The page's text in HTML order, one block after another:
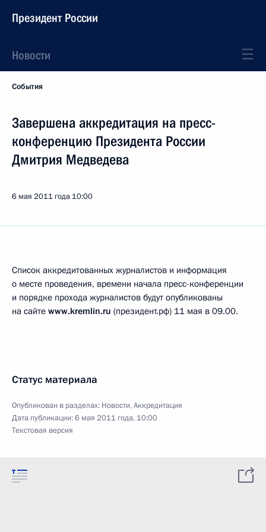
Президент России
Новости
События
Завершена аккредитация на пресс-
конференцию Президента России
Дмитрия Медведева
6 мая 2011 года 10:00
Список аккредитованных журналистов и информация
о месте проведения, времени начала пресс-конференции
и порядке прохода журналистов будут опубликованы
на сайте www.kremlin.ru (президент.рф) 11 мая в 09.00.
Статус материала
Опубликован в разделах: Новости,Аккредитация
Дата публикации:6 мая 2011 года, 10:00
Текстовая версия